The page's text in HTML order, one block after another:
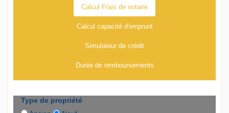
Calcul Frais de notaire
Calcul capacité d'emprunt
Simulateur de crédit
Durée de remboursements